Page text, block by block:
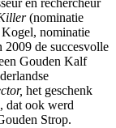
en rechercheur
(nominatie
nominatie
2009 de succesvolle
Gouden Kalf
het geschenk
, dat ook werd
Strop.